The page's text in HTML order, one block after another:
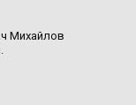
Михайлов